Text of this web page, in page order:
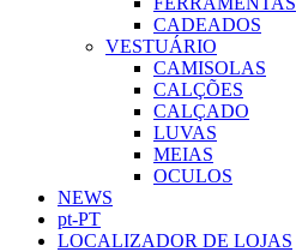
CADEADOS
VESTUÁRIO
CAMISOLAS
CALÇÕES
CALÇADO
LUVAS
MEIAS
OCULOS
NEWS
pt-PT
LOCALIZADOR DE LOJAS